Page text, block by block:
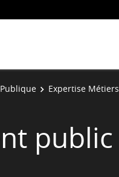
Expertise Métiers
public